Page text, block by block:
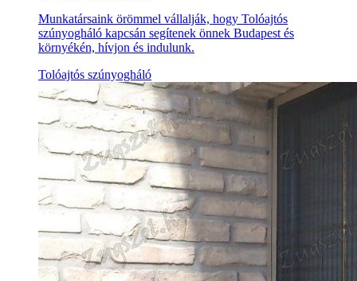
Munkatársaink örömmel vállalják, hogy Tolóajtós
szúnyogháló kapcsán segítenek önnek Budapest és
környékén, hívjon és indulunk.
Tolóajtós szúnyogháló